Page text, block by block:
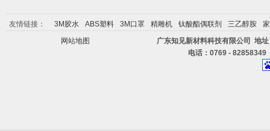
友情链接： 3M胶水 ABS塑料 3M口罩 精雕机 钛酸酯偶联剂 三乙醇胺
网站地图
广东知见新材料科技有限公司 地
电话：0769 -